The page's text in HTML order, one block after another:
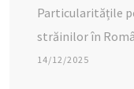
Particularitățile
străinilor în
14/12/2025